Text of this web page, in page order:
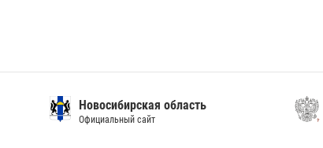
Новосибирская область
Официальный сайт